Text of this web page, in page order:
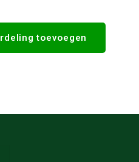
toevoegen